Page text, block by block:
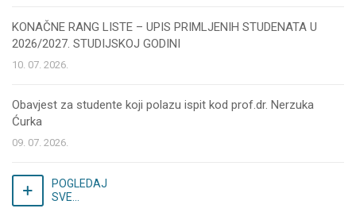
KONAČNE RANG LISTE – UPIS PRIMLJENIH STUDENATA U
2026/2027. STUDIJSKOJ GODINI
10. 07. 2026.
Obavjest za studente koji polazu ispit kod prof.dr. Nerzuka
Ćurka
09. 07. 2026.
POGLEDAJ
SVE...